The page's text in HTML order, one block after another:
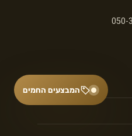
המבצעים החמים